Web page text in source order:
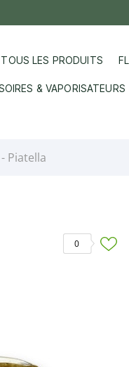
TOUS LES PRODUITS
& VAPORISATEURS
Piatella
0